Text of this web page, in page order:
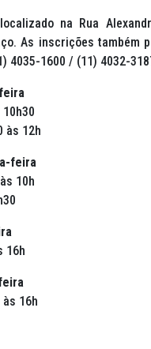
na Rua
As inscrições também
4035-1600 / (11) 4032-
às 12h
feira
10h
16h
às 16h